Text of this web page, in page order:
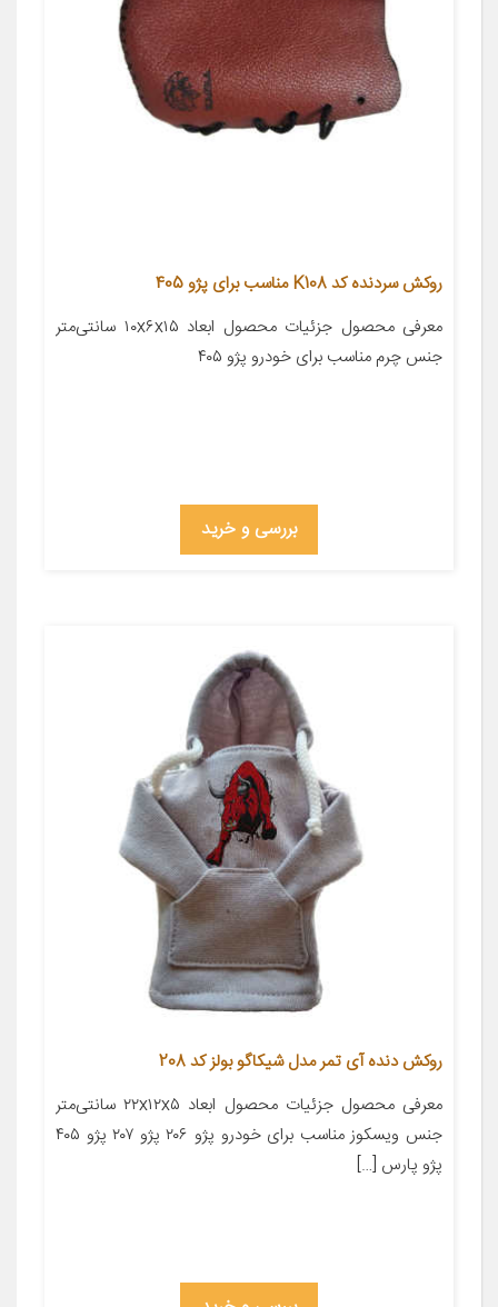
روکش سردنده کد K108 مناسب برای پژو 405
معرفی محصول جزئیات محصول ابعاد ۱۰x۶x۱۵ سانتی‌متر
جنس چرم مناسب برای خودرو پژو ۴۰۵
بررسی و خرید
روکش دنده آی تمر مدل شیکاگو بولز کد 208
معرفی محصول جزئیات محصول ابعاد ۲۲x۱۲x۵ سانتی‌متر
جنس ویسکوز مناسب برای خودرو پژو ۲۰۶ پژو ۲۰۷ پژو ۴۰۵
پژو پارس […]